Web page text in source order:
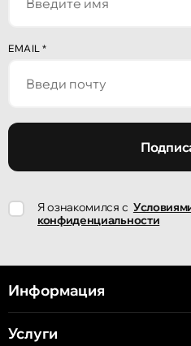
улица Ион Крянгэ, 78
Кишинёв
EMAIL *
Я ознакомился с
конфиденциальности
Информация
Услуги